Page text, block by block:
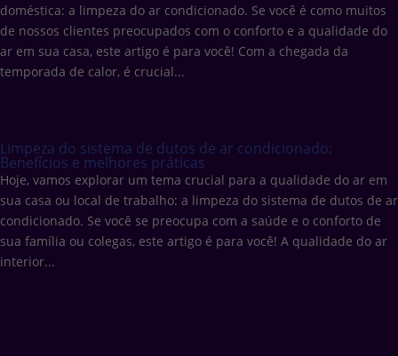
doméstica: a limpeza do ar condicionado. Se você é como muitos
de nossos clientes preocupados com o conforto e a qualidade do
ar em sua casa, este artigo é para você! Com a chegada da
temporada de calor, é crucial...
Limpeza do sistema de dutos de ar condicionado:
Benefícios e melhores práticas
Hoje, vamos explorar um tema crucial para a qualidade do ar em
sua casa ou local de trabalho: a limpeza do sistema de dutos de ar
condicionado. Se você se preocupa com a saúde e o conforto de
sua família ou colegas, este artigo é para você! A qualidade do ar
interior...